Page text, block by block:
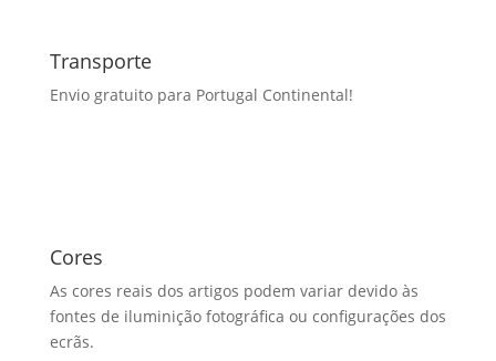
Transporte
Envio gratuito para Portugal Continental!
Cores
As cores reais dos artigos podem variar devido às
fontes de iluminição fotográfica ou configurações dos
ecrãs.